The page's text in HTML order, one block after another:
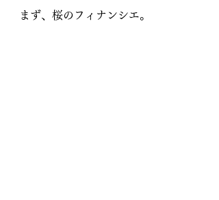
まず、桜のフィナンシエ。